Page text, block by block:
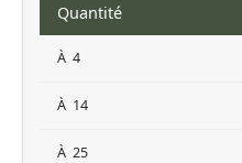
Quantité
À 4
À 14
À 25